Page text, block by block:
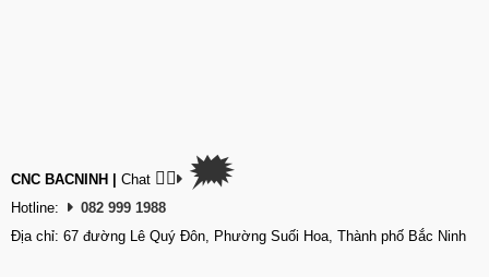
CNC BACNINH Chat 👉🏽 🗯
Hotline:
082 999 1988
Địa chỉ: 67 đường Lê Quý Đôn, Phường Suối Hoa, Thành phố Bắc Ninh